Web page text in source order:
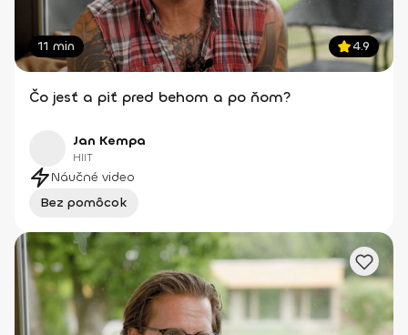
11 min 4.9
Čo jesť a piť pred behom a po ňom?
Jan Kempa
HIIT
Náučné video
Bez pomôcok